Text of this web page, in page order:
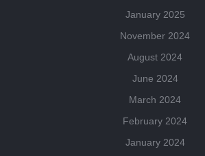
January 2025
November 2024
August 2024
June 2024
March 2024
February 2024
January 2024